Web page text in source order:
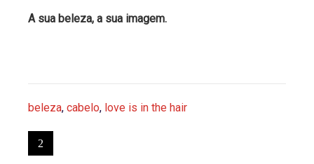
A sua beleza, a sua imagem.
beleza, cabelo, love is in the hair